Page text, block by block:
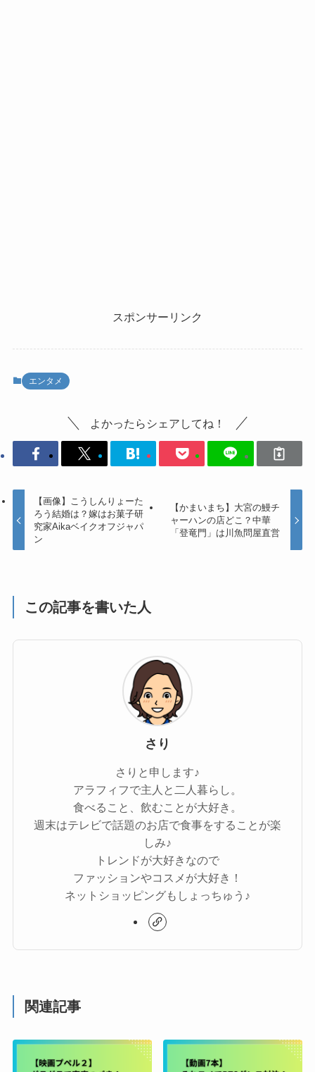
スポンサーリンク
エンタメ
よかったらシェアしてね！
【画像】こうしんりょーた
ろう結婚は？嫁はお菓子研
究家Aikaベイクオフジャパ
ン
【かまいまち】大宮の鰻チ
ャーハンの店どこ？中華
「登竜門」は川魚問屋直営
この記事を書いた人
さり
さりと申します♪
アラフィフで主人と二人暮らし。
食べること、飲むことが大好き。
週末はテレビで話題のお店で食事をすることが楽
しみ♪
トレンドが大好きなので
ファッションやコスメが大好き！
ネットショッピングもしょっちゅう♪
関連記事